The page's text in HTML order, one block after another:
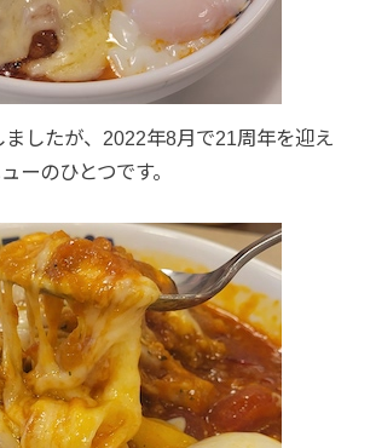
したが、2022年8月で21周年を迎え
ーのひとつです。